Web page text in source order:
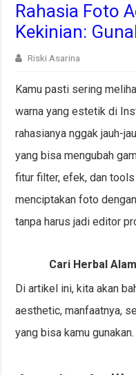
Rahasia Foto
Kekinian:
Riski Asarina
Kamu pasti sering
warna yang estetik di
rahasianya nggak jauh-
yang bisa mengubah
fitur filter, efek, dan
menciptakan foto
tanpa harus jadi editor
Cari Herbal
Di artikel ini, kita akan
aesthetic, manfaatnya,
yang bisa kamu